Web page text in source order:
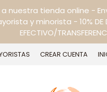
a nuestra tienda online -
y minorista - 10% DE
EFECTIVO/
CREAR CUENTA